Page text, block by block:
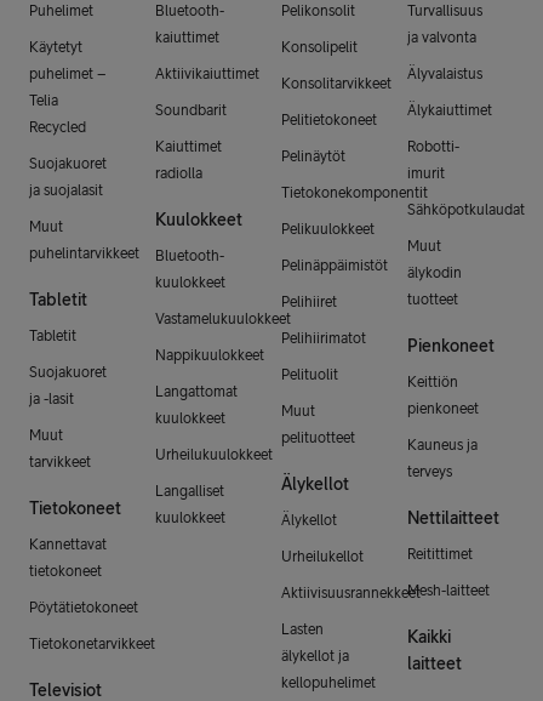
Puhelimet
Käytetyt
puhelimet –
Telia
Recycled
Suojakuoret
ja suojalasit
Muut
puhelintarvikkeet
Tabletit
Tabletit
Suojakuoret
ja -lasit
Muut
tarvikkeet
Tietokoneet
Kannettavat
tietokoneet
Pöytätietokoneet
Tietokonetarvikkeet
Televisiot
Bluetooth-
kaiuttimet
Aktiivikaiuttimet
Soundbarit
Kaiuttimet
radiolla
Kuulokkeet
Bluetooth-
kuulokkeet
Vastamelukuulokkeet
Nappikuulokkeet
Langattomat
kuulokkeet
Urheilukuulokkeet
Langalliset
kuulokkeet
Pelikonsolit
Konsolipelit
Konsolitarvikkeet
Pelitietokoneet
Pelinäytöt
Tietokonekomponentit
Pelikuulokkeet
Pelinäppäimistöt
Pelihiiret
Pelihiirimatot
Pelituolit
Muut
pelituotteet
Älykellot
Älykellot
Urheilukellot
Aktiivisuusrannekkeet
Lasten
älykellot ja
kellopuhelimet
Turvallisuus
ja valvonta
Älyvalaistus
Älykaiuttimet
Robotti-
imurit
Sähköpotkulaudat
Muut
älykodin
tuotteet
Pienkoneet
Keittiön
pienkoneet
Kauneus ja
terveys
Nettilaitteet
Reitittimet
Mesh-laitteet
Kaikki
laitteet